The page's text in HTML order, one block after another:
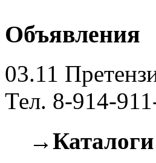
Объявления
03.11
Тел. 8-914-
→Каталоги